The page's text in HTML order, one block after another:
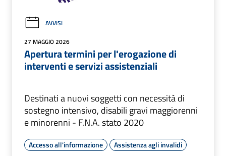
AVVISI
27 MAGGIO 2026
Apertura termini per l'erogazione di
interventi e servizi assistenziali
Destinati a nuovi soggetti con necessità di
sostegno intensivo, disabili gravi maggiorenni
e minorenni - F.N.A. stato 2020
Accesso all'informazione
Assistenza agli invalidi